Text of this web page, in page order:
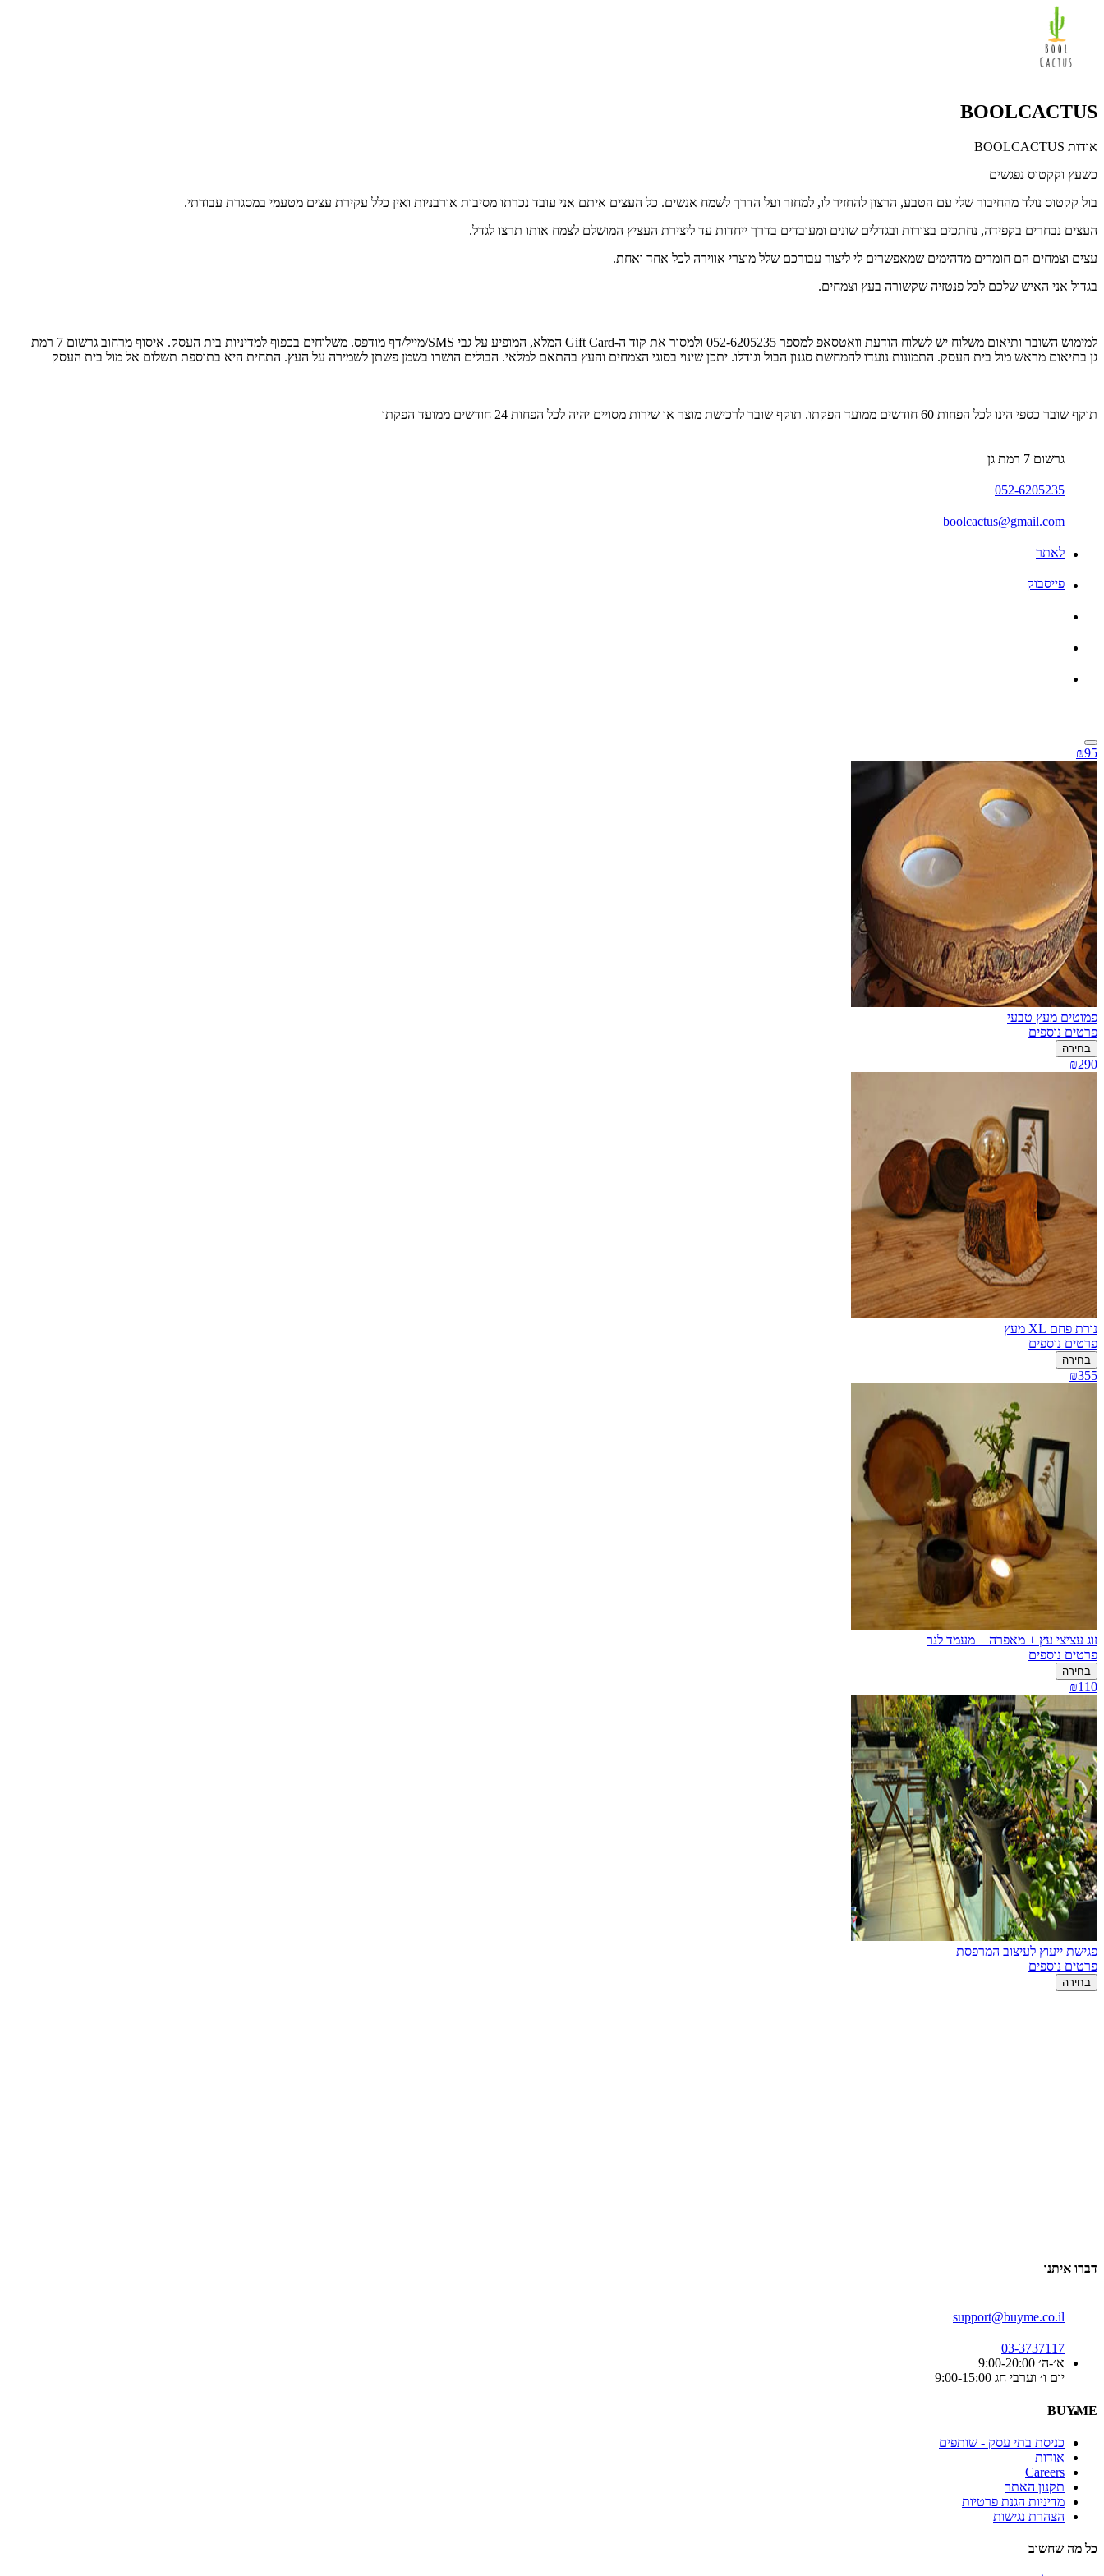
BOOLCACTUS
אודות BOOLCACTUS
כשעץ וקקטוס נפגשים
בול קקטוס נולד מהחיבור שלי עם הטבע, הרצון להחזיר לו, למחזר ועל הדרך לשמח אנשים. כל העצים איתם אני עובד נכרתו מסיבות אורבניות ואין כלל עקירת עצים מטעמי במסגרת עבודתי.
העצים נבחרים בקפידה, נחתכים בצורות ובגדלים שונים ומעובדים בדרך ייחדות עד ליצירת העציץ המושלם לצמח אותו תרצו לגדל.
עצים וצמחים הם חומרים מדהימים שמאפשרים לי ליצור עבורכם שלל מוצרי אווירה לכל אחד ואחת.
בגדול אני האיש שלכם לכל פנטזיה שקשורה בעץ וצמחים.
למימוש השובר ותיאום משלוח יש לשלוח הודעת וואטסאפ למספר 052-6205235 ולמסור את קוד ה-Gift Card המלא, המופיע על גבי SMS/מייל/דף מודפס. משלוחים בכפוף למדיניות בית העסק. איסוף מרחוב גרשום 7 רמת
גן בתיאום מראש מול בית העסק. התמונות נועדו להמחשת סגנון הבול וגודלו. יתכן שינוי בסוגי הצמחים והעץ בהתאם למלאי. הבולים הושרו בשמן פשתן לשמירה על העץ. התחית היא בתוספת תשלום אל מול בית העסק
תוקף שובר כספי הינו לכל הפחות 60 חודשים ממועד הפקתו. תוקף שובר לרכישת מוצר או שירות מסויים יהיה לכל הפחות 24 חודשים ממועד הפקתו
גרשום 7 רמת גן
052-6205235
boolcactus@gmail.com
לאתר
פייסבוק
₪95
פמוטים מעץ טבעי
פרטים נוספים
בחירה
₪290
נורת פחם XL מעץ
פרטים נוספים
בחירה
₪355
זוג עציצי עץ + מאפרה + מעמד לנר
פרטים נוספים
בחירה
₪110
פגישת ייעוץ לעיצוב המרפסת
פרטים נוספים
בחירה
דברו איתנו
support@buyme.co.il
03-3737117
א׳-ה׳ 9:00-20:00
יום ו׳ וערבי חג 9:00-15:00
BUYME
כניסת בתי עסק - שותפים
אודות
Careers
תקנון האתר
מדיניות הגנת פרטיות
הצהרת נגישות
כל מה שחשוב